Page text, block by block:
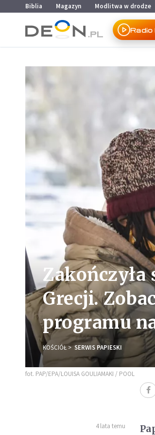
Przejdź do menu głównego
Przejdź do treści
Biblia Magazyn Modlitwa w drodze
Radio
Grecji.
programu
KOŚCIÓŁ SERWIS PAPIESKI
fot. PAP/EPA/LOUISA GOULIAMAKI / POOL
4 lata temu